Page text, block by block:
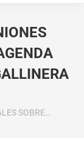
SOBRE…